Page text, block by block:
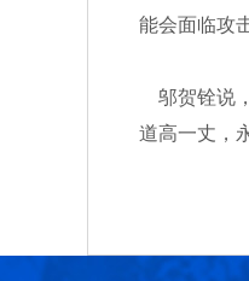
能会面临攻
邬贺铨说
道高一丈，